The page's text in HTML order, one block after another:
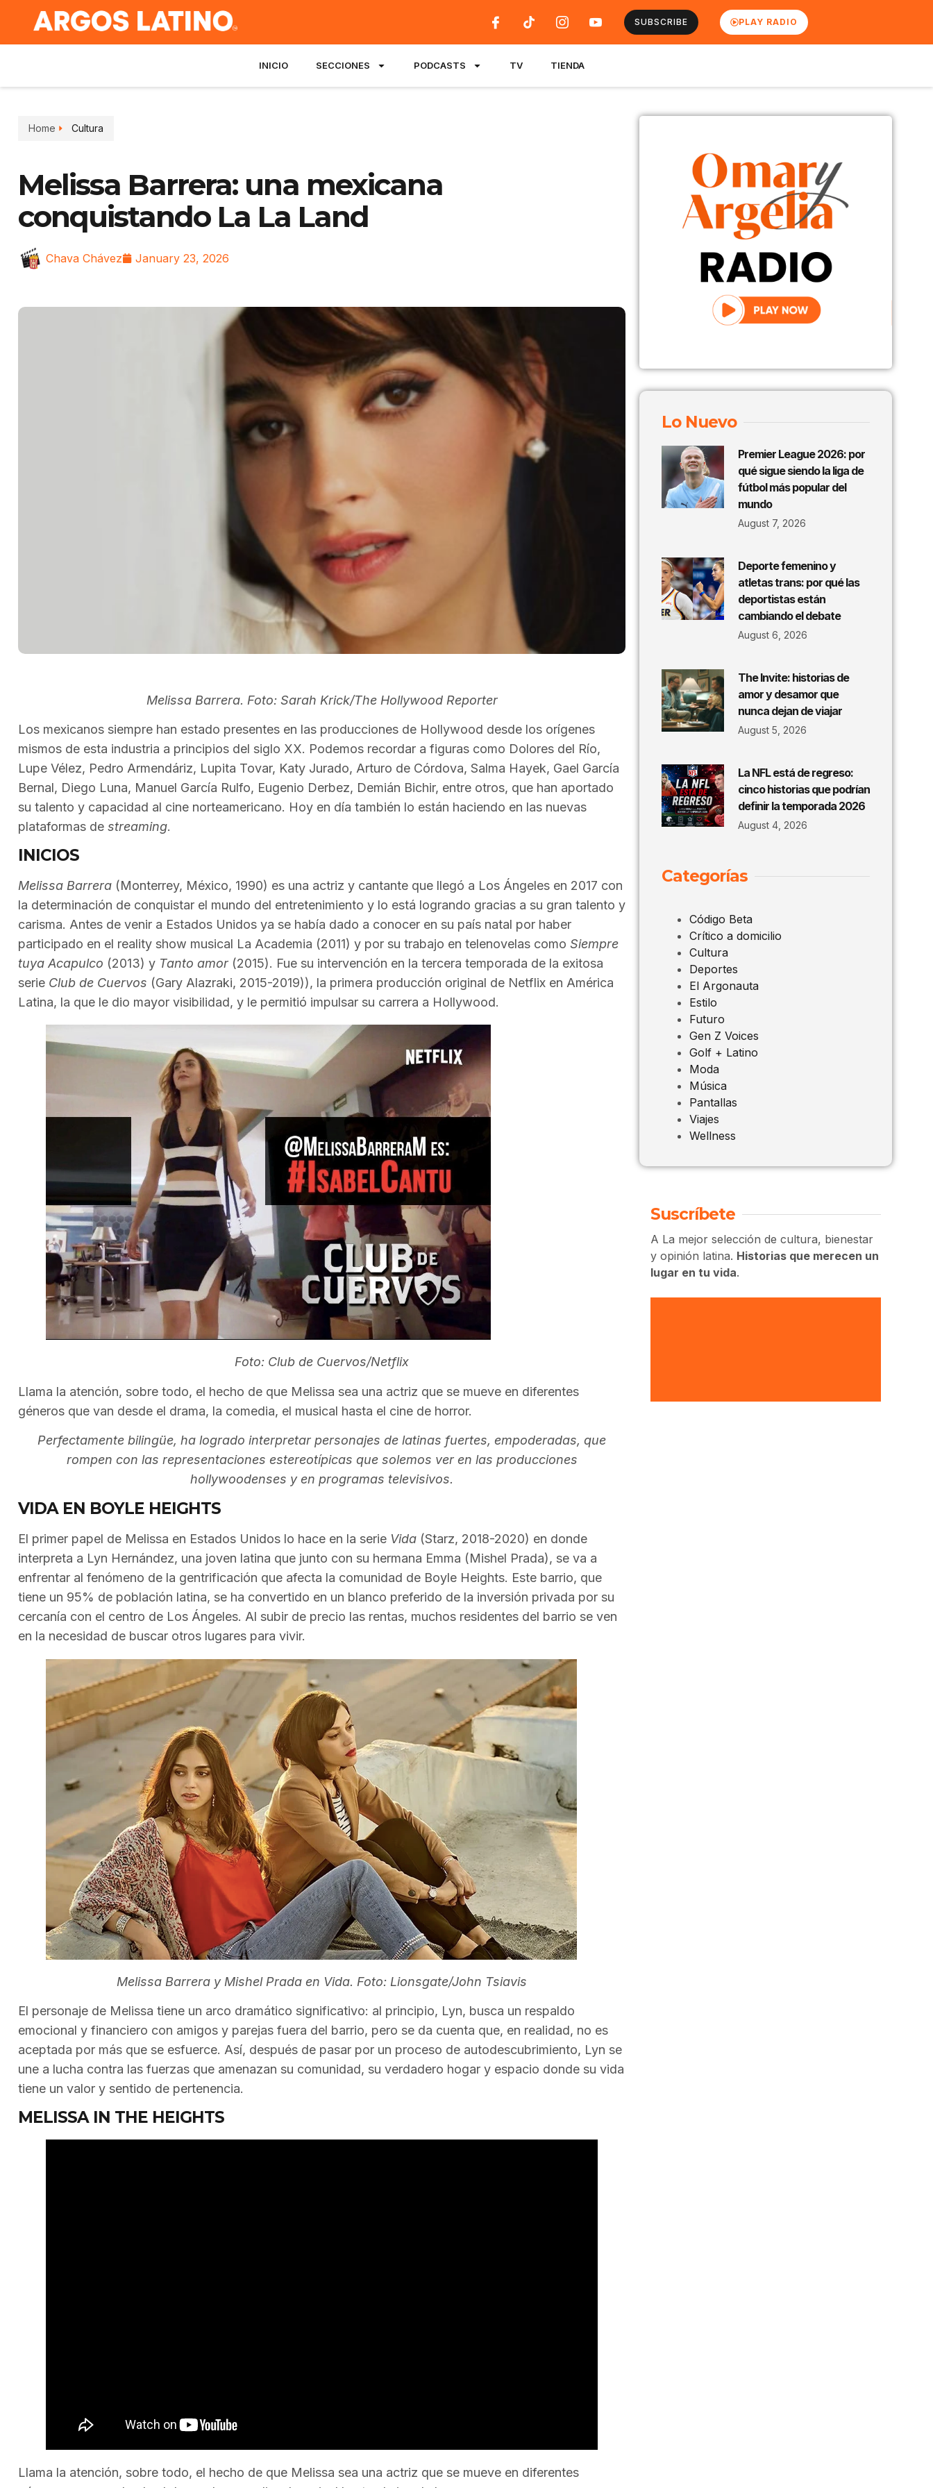
SUBSCRIBE PLAY RADIO
INICIO SECCIONES PODCASTS TV TIENDA
Home Cultura
Melissa Barrera: una mexicana
conquistando La La Land
Chava Chávez January 23, 2026
Melissa Barrera. Foto: Sarah Krick/The Hollywood Reporter
Los mexicanos siempre han estado presentes en las producciones de Hollywood desde los orígenes
mismos de esta industria a principios del siglo XX. Podemos recordar a figuras como Dolores del Río,
Lupe Vélez, Pedro Armendáriz, Lupita Tovar, Katy Jurado, Arturo de Córdova, Salma Hayek, Gael García
Bernal, Diego Luna, Manuel García Rulfo, Eugenio Derbez, Demián Bichir, entre otros, que han aportado
su talento y capacidad al cine norteamericano. Hoy en día también lo están haciendo en las nuevas
plataformas de streaming.
INICIOS
Melissa Barrera (Monterrey, México, 1990) es una actriz y cantante que llegó a Los Ángeles en 2017 con
la determinación de conquistar el mundo del entretenimiento y lo está logrando gracias a su gran talento y
carisma. Antes de venir a Estados Unidos ya se había dado a conocer en su país natal por haber
participado en el reality show musical La Academia (2011) y por su trabajo en telenovelas como Siempre
tuya Acapulco (2013) y Tanto amor (2015). Fue su intervención en la tercera temporada de la exitosa
serie Club de Cuervos (Gary Alazraki, 2015-2019)), la primera producción original de Netflix en América
Latina, la que le dio mayor visibilidad, y le permitió impulsar su carrera a Hollywood.
Foto: Club de Cuervos/Netflix
Llama la atención, sobre todo, el hecho de que Melissa sea una actriz que se mueve en diferentes
géneros que van desde el drama, la comedia, el musical hasta el cine de horror.
Perfectamente bilingüe, ha logrado interpretar personajes de latinas fuertes, empoderadas, que
rompen con las representaciones estereotípicas que solemos ver en las producciones
hollywoodenses y en programas televisivos.
VIDA EN BOYLE HEIGHTS
El primer papel de Melissa en Estados Unidos lo hace en la serie Vida (Starz, 2018-2020) en donde
interpreta a Lyn Hernández, una joven latina que junto con su hermana Emma (Mishel Prada), se va a
enfrentar al fenómeno de la gentrificación que afecta la comunidad de Boyle Heights. Este barrio, que
tiene un 95% de población latina, se ha convertido en un blanco preferido de la inversión privada por su
cercanía con el centro de Los Ángeles. Al subir de precio las rentas, muchos residentes del barrio se ven
en la necesidad de buscar otros lugares para vivir.
Melissa Barrera y Mishel Prada en Vida. Foto: Lionsgate/John Tsiavis
El personaje de Melissa tiene un arco dramático significativo: al principio, Lyn, busca un respaldo
emocional y financiero con amigos y parejas fuera del barrio, pero se da cuenta que, en realidad, no es
aceptada por más que se esfuerce. Así, después de pasar por un proceso de autodescubrimiento, Lyn se
une a lucha contra las fuerzas que amenazan su comunidad, su verdadero hogar y espacio donde su vida
tiene un valor y sentido de pertenencia.
MELISSA IN THE HEIGHTS
Llama la atención, sobre todo, el hecho de que Melissa sea una actriz que se mueve en diferentes
Lo Nuevo
Premier League 2026: por
qué sigue siendo la liga de
fútbol más popular del
mundo
August 7, 2026
Deporte femenino y
atletas trans: por qué las
deportistas están
cambiando el debate
August 6, 2026
The Invite: historias de
amor y desamor que
nunca dejan de viajar
August 5, 2026
La NFL está de regreso:
cinco historias que podrían
definir la temporada 2026
August 4, 2026
Categorías
Código Beta
Crítico a domicilio
Cultura
Deportes
El Argonauta
Estilo
Futuro
Gen Z Voices
Golf + Latino
Moda
Música
Pantallas
Viajes
Wellness
Suscríbete
A La mejor selección de cultura, bienestar
y opinión latina. Historias que merecen un
lugar en tu vida.